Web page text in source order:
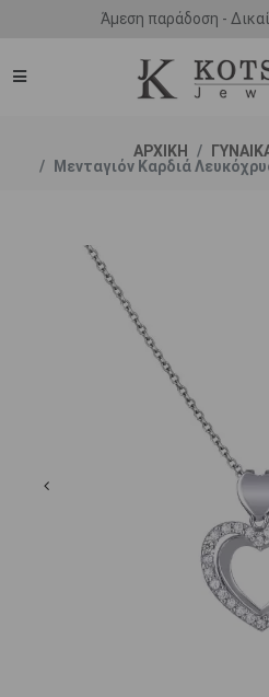
Άμεση παράδοση -
ΑΡΧΙΚΗ
Μενταγιόν Καρδιά